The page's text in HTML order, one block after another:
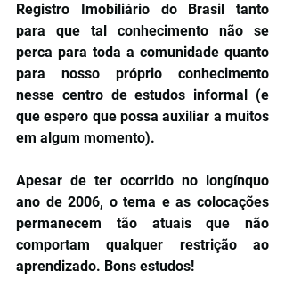
Registro Imobiliário do Brasil tanto
para que tal conhecimento não se
perca para toda a comunidade quanto
para nosso próprio conhecimento
nesse centro de estudos informal (e
que espero que possa auxiliar a muitos
em algum momento).
Apesar de ter ocorrido no longínquo
ano de 2006, o tema e as colocações
permanecem tão atuais que não
comportam qualquer restrição ao
aprendizado. Bons estudos!